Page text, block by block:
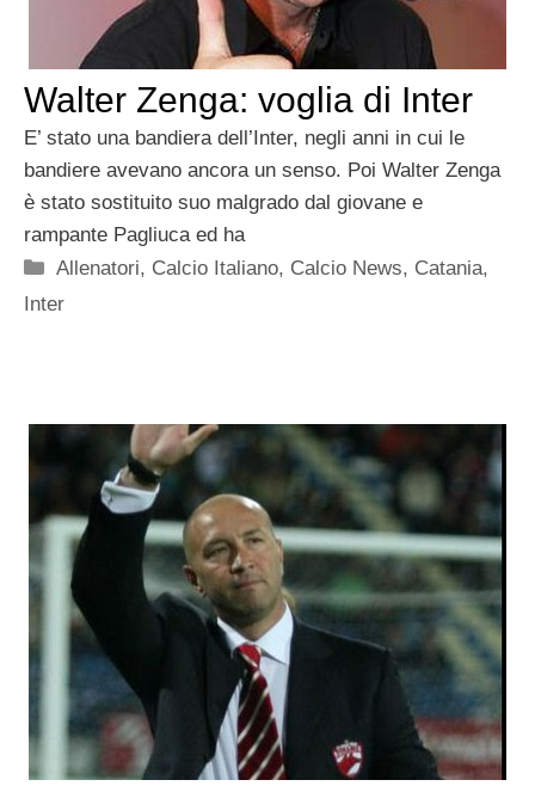
Walter Zenga: voglia di Inter
E’ stato una bandiera dell’Inter, negli anni in cui le
bandiere avevano ancora un senso. Poi Walter Zenga
è stato sostituito suo malgrado dal giovane e
rampante Pagliuca ed ha
Categorie
Allenatori, Calcio Italiano, Calcio News, Catania,
Inter